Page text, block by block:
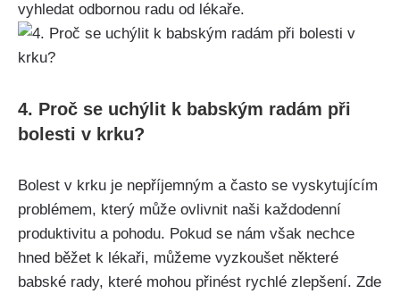
vyhledat odbornou radu ‌od lékaře.
4.‌ Proč se uchýlit k babským radám ⁤při
bolesti v⁣ krku?
Bolest‌ v krku je nepříjemným‌ a často se vyskytujícím
⁤problémem, který může ovlivnit naši každodenní
produktivitu a ⁤pohodu.‌ Pokud ⁤se⁣ nám však ⁣nechce
hned běžet⁣ k lékaři, ‍můžeme vyzkoušet některé
babské rady, které mohou ⁤přinést rychlé zlepšení. Zde